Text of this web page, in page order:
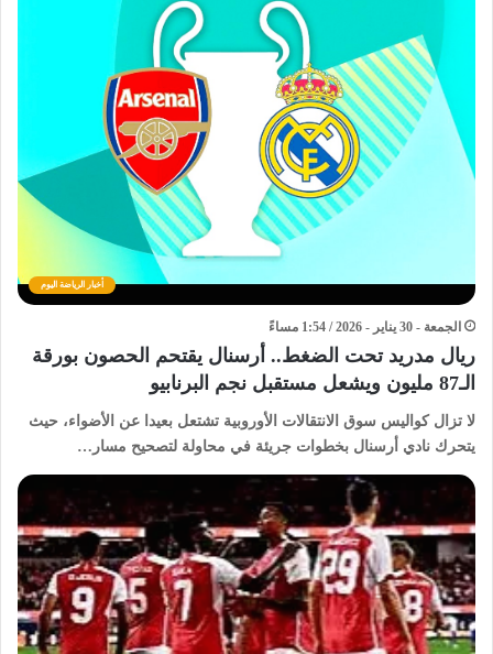
أخبار الرياضة اليوم
الجمعة - 30 يناير - 2026 / 1:54 مساءً
ريال مدريد تحت الضغط.. أرسنال يقتحم الحصون بورقة
الـ87 مليون ويشعل مستقبل نجم البرنابيو
لا تزال كواليس سوق الانتقالات الأوروبية تشتعل بعيدا عن الأضواء، حيث
يتحرك نادي أرسنال بخطوات جريئة في محاولة لتصحيح مسار…